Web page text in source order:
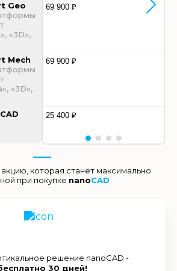
Geo
«3D»,
Mech
«3D»,
69 900 ₽
69 900 ₽
25 400 ₽
которая станет максимально
при покупке nanoCAD
решение nanoCAD -
30 дней!